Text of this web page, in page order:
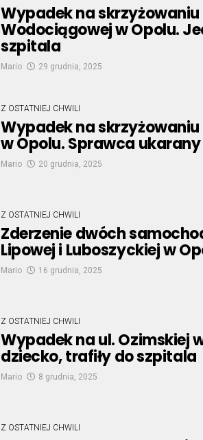
Wypadek na skrzyżowaniu
Wodociągowej w Opolu.
szpitala
Mario 29 grudnia, 2025
Z OSTATNIEJ CHWILI
Wypadek na
w Opolu. Sprawca
Mario 20 grudnia, 2025
Z OSTATNIEJ CHWILI
Zderzenie dwóch
Lipowej i Luboszyckiej w
Mario 16 grudnia, 2025
Z OSTATNIEJ CHWILI
Wypadek na ul. Ozimskiej
dziecko, trafiły do szpitala
Mario 8 grudnia, 2025
Z OSTATNIEJ CHWILI